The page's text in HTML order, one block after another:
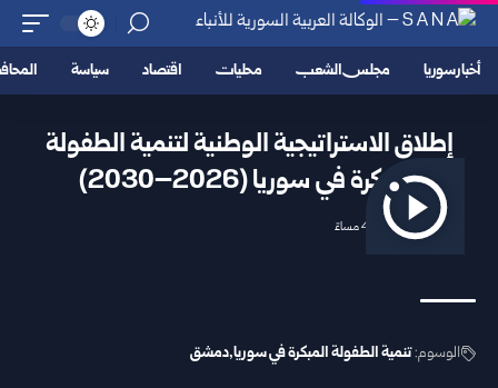
أخبار سوريا مجلس الشعب محليات اقتصاد سياسة
إطلاق الاستراتيجية الوطنية لتنمية الطفولة
المبكرة في سوريا (2026–2030)
2026/05/17 4:50 مساءً
الوسوم:تنمية الطفولة المبكرة في سوريا دمشق